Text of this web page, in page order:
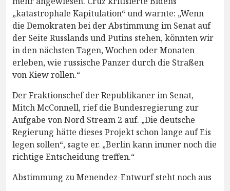
„katastrophale Kapitulation“ und warnte: „Wenn
die Demokraten bei der Abstimmung im Senat auf
der Seite Russlands und Putins stehen, könnten wir
in den nächsten Tagen, Wochen oder Monaten
erleben, wie russische Panzer durch die Straßen
von Kiew rollen.“
Der Fraktionschef der Republikaner im Senat,
Mitch McConnell, rief die Bundesregierung zur
Aufgabe von Nord Stream 2 auf. „Die deutsche
Regierung hätte dieses Projekt schon lange auf Eis
legen sollen“, sagte er. „Berlin kann immer noch die
richtige Entscheidung treffen.“
Abstimmung zu Menendez-Entwurf steht noch aus